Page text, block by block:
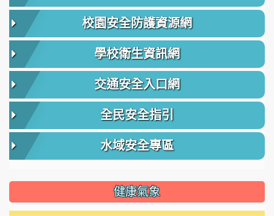
校園安全防護資源網
學校衛生資訊網
交通安全入口網
全民安全指引
水域安全專區
健康氣象